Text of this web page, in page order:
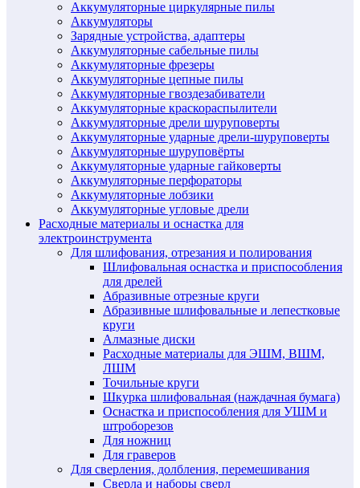
Аккумуляторные циркулярные пилы
Аккумуляторы
Зарядные устройства, адаптеры
Аккумуляторные сабельные пилы
Аккумуляторные фрезеры
Аккумуляторные цепные пилы
Аккумуляторные гвоздезабиватели
Аккумуляторные краскораспылители
Аккумуляторные дрели шуруповерты
Аккумуляторные ударные дрели-шуруповерты
Аккумуляторные шуруповёрты
Аккумуляторные ударные гайковерты
Аккумуляторные перфораторы
Аккумуляторные лобзики
Аккумуляторные угловые дрели
Расходные материалы и оснастка для
электроинструмента
Для шлифования, отрезания и полирования
Шлифовальная оснастка и приспособления
для дрелей
Абразивные отрезные круги
Абразивные шлифовальные и лепестковые
круги
Алмазные диски
Расходные материалы для ЭШМ, ВШМ,
ЛШМ
Точильные круги
Шкурка шлифовальная (наждачная бумага)
Оснастка и приспособления для УШМ и
штроборезов
Для ножниц
Для граверов
Для сверления, долбления, перемешивания
Сверла и наборы сверл